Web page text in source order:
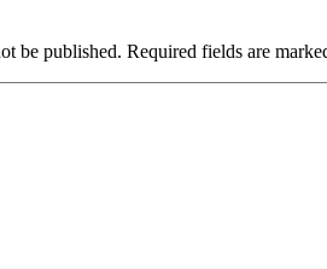
be published. Required fields are